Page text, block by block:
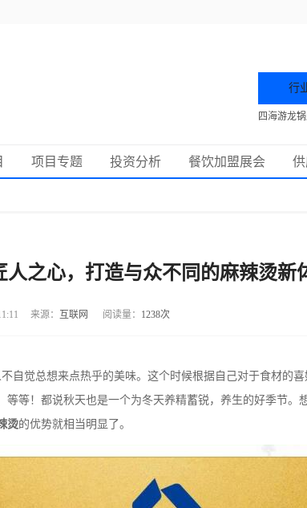
行
四海游龙
项目专题 投资分析 餐饮加盟展会
人之心，打造与众不同的麻辣烫新
来源： 互联网 阅读量： 1238次
觉总想来点热乎的美味。这个时候根据自己对于食材的喜
等！都说秋天也是一个为冬天养精蓄锐，养生的好季节。
烫的优势就相当明显了。